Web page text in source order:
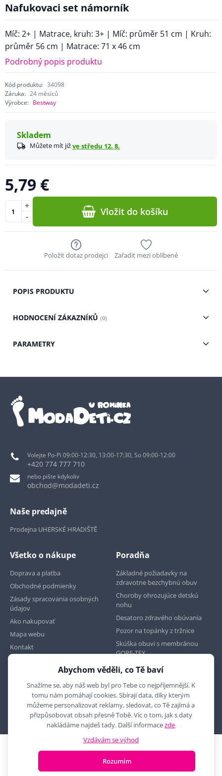
Nafukovaci set námorník
Míč: 2+ | Matrace, kruh: 3+ | Míč: průměr 51 cm | Kruh:
průměr 56 cm | Matrace: 71 x 46 cm
Podrobný popis produktu
Kód produktu: 34098
Záruka: 24 měsíců
Výrobce: Bestway
Skladem
Můžete mít jižve středu 12. 8.
5,79 €
-
+ Vložit do košíku
Položit dotaz prodejci Zařadit mezi oblíbené
POPIS PRODUKTU
HODNOCENÍ ZÁKAZNÍKŮ (0)
PARAMETRY
Volejte Po-Pi 09:00-12:30, 13:00-17:30, So 09:00-12:00
+420 774 777 710
nebo pište kdykoliv
obchod@modadeti.cz
Naše predajně
Prodejna UHERSKÉ HRADIŠTĚ
Všetko o nákupe
Doprava a platba
Obchodné podmienky
Zásady spracovania osobných
údajov
Ako nakupovať
Mapa webu
Kontakt
Poradňa
Základné požiadavky na
zdravotne bezchybnú obuv
Choroby ohrozujúce detskú
nohu
Desatoro zdravého obúvania
Pozor na topánky z tržnice
Skúška obuvi s membránou
GORE-TEX
2010 - 2026 © MYRON MAXX, s.r.o., všechna práva vyhrazena
E-shop vytvořila
Abychom věděli, co Tě baví
Snažíme se, aby náš web byl pro Tebe co nejpříjemnější. K
tomu nám pomáhají cookies. Sbírají data, díky kterým
můžeme personalizovat reklamy, sledovat, co Tě zajímá a
přizpůsobovat obsah přesně Tobě. Víc o tom, jak s daty
nakládáme najdeš tady. Další informacezde
Vzdávám se výhod
Rozumím